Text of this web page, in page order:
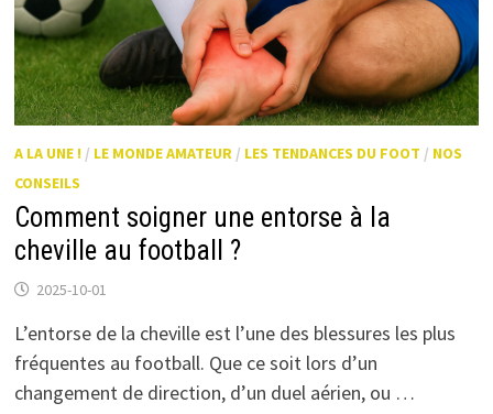
A LA UNE ! / LE MONDE AMATEUR/ LES TENDANCES DU FOOT / NOS
CONSEILS
Comment soigner une entorse à la
cheville au football ?
2025-10-01
L’entorse de la cheville est l’une des blessures les plus
fréquentes au football. Que ce soit lors d’un
changement de direction, d’un duel aérien, ou …